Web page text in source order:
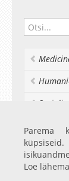
Socialia
Realia
Parema
Loe